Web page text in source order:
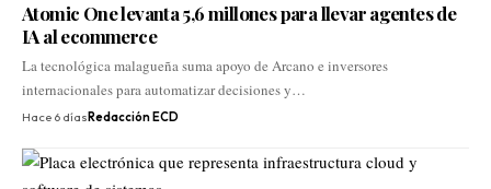
Atomic One levanta 5,6 millones para llevar agentes de
IA al ecommerce
La tecnológica malagueña suma apoyo de Arcano e inversores
internacionales para automatizar decisiones y…
Hace 6 días Redacción ECD